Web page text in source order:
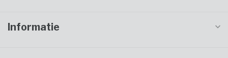
Informatie